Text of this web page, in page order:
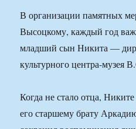
В организации памятных
Высоцкому, каждый год
младший сын Никита —
культурного центра-музея
Когда не стало отца,
его старшему брату